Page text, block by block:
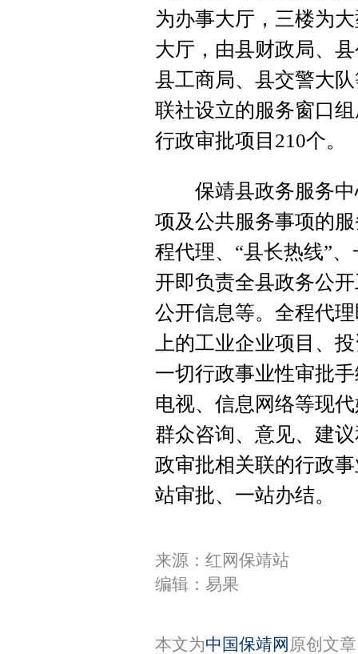
为办事大厅，三楼为
大厅，由县财政局、
县工商局、县交警大
联社设立的服务窗口
行政审批项目210个。
保靖县政务服务中
项及公共服务事项的
程代理、“县长热线”
开即负责全县政务公
公开信息等。全程代
上的工业企业项目、
一切行政事业性审批
电视、信息网络等现
群众咨询、意见、建
政审批相关联的行政
站审批、一站办结。
来源：红网保靖站
编辑：易果
本文为中国保靖网 原创文